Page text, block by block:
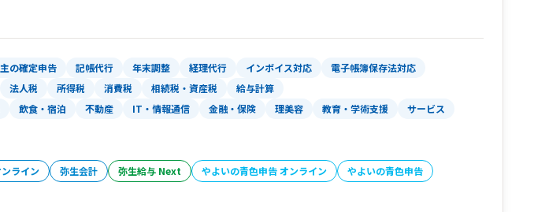
の確定申告 記帳代行 年末調整 経理代行 インボイス対応
電子帳簿保存法対応
法人税 所得税 消費税 相続税・資産税 給与計算
飲食・宿泊 不動産 IT・情報通信 金融・保険 理美容 教育・学術支援
サービス
ライン 弥生会計 弥生給与 Next やよいの青色申告 オンライン
やよいの青色申告